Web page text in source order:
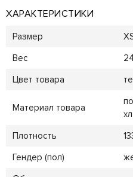
ХАРАКТЕРИСТИКИ
Размер
Вес
Цвет товара
Материал товара
Плотность
Гендер (пол)